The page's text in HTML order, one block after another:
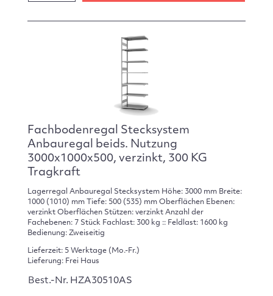
Fachbodenregal Stecksystem
Anbauregal beids. Nutzung
3000x1000x500, verzinkt, 300 KG
Tragkraft
Lagerregal Anbauregal Stecksystem Höhe: 3000 mm Breite:
1000 (1010) mm Tiefe: 500 (535) mm Oberflächen Ebenen:
verzinkt Oberflächen Stützen: verzinkt Anzahl der
Fachebenen: 7 Stück Fachlast: 300 kg :: Feldlast: 1600 kg
Bedienung: Zweiseitig
Lieferzeit: 5 Werktage (Mo.-Fr.)
Lieferung: Frei Haus
Best.-Nr. HZA30510AS